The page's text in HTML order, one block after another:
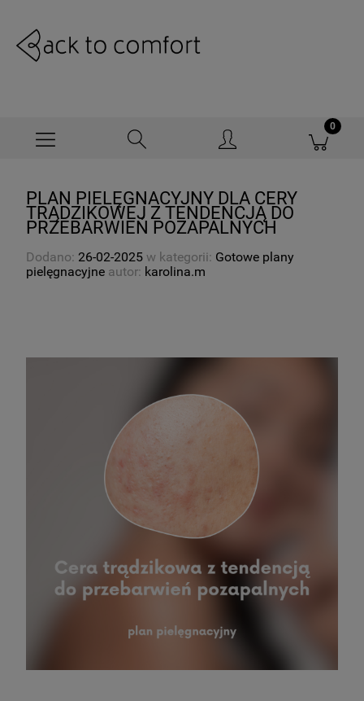
PLAN PIELĘGNACYJNY DLA CERY
TRĄDZIKOWEJ Z TENDENCJĄ DO
PRZEBARWIEŃ POZAPALNYCH
Dodano: 26-02-2025 w kategorii: Gotowe plany
pielęgnacyjne autor: karolina.m